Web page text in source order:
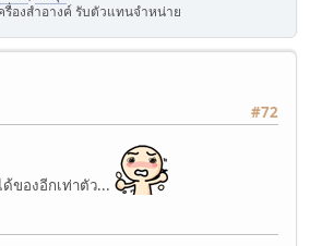
รื่องสำอางค์ รับตัวแทนจำหน่าย
#72
ของอีกเท่าตัว...